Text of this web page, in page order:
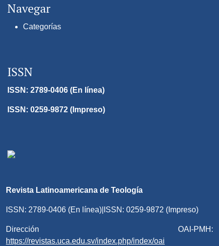
Navegar
Categorías
ISSN
ISSN: 2789-0406 (En línea)
ISSN: 0259-9872 (Impreso)
Revista Latinoamericana de Teología
ISSN: 2789-0406 (En línea)|ISSN: 0259-9872 (Impreso)
Dirección OAI-PMH:
https://revistas.uca.edu.sv/index.php/index/oai